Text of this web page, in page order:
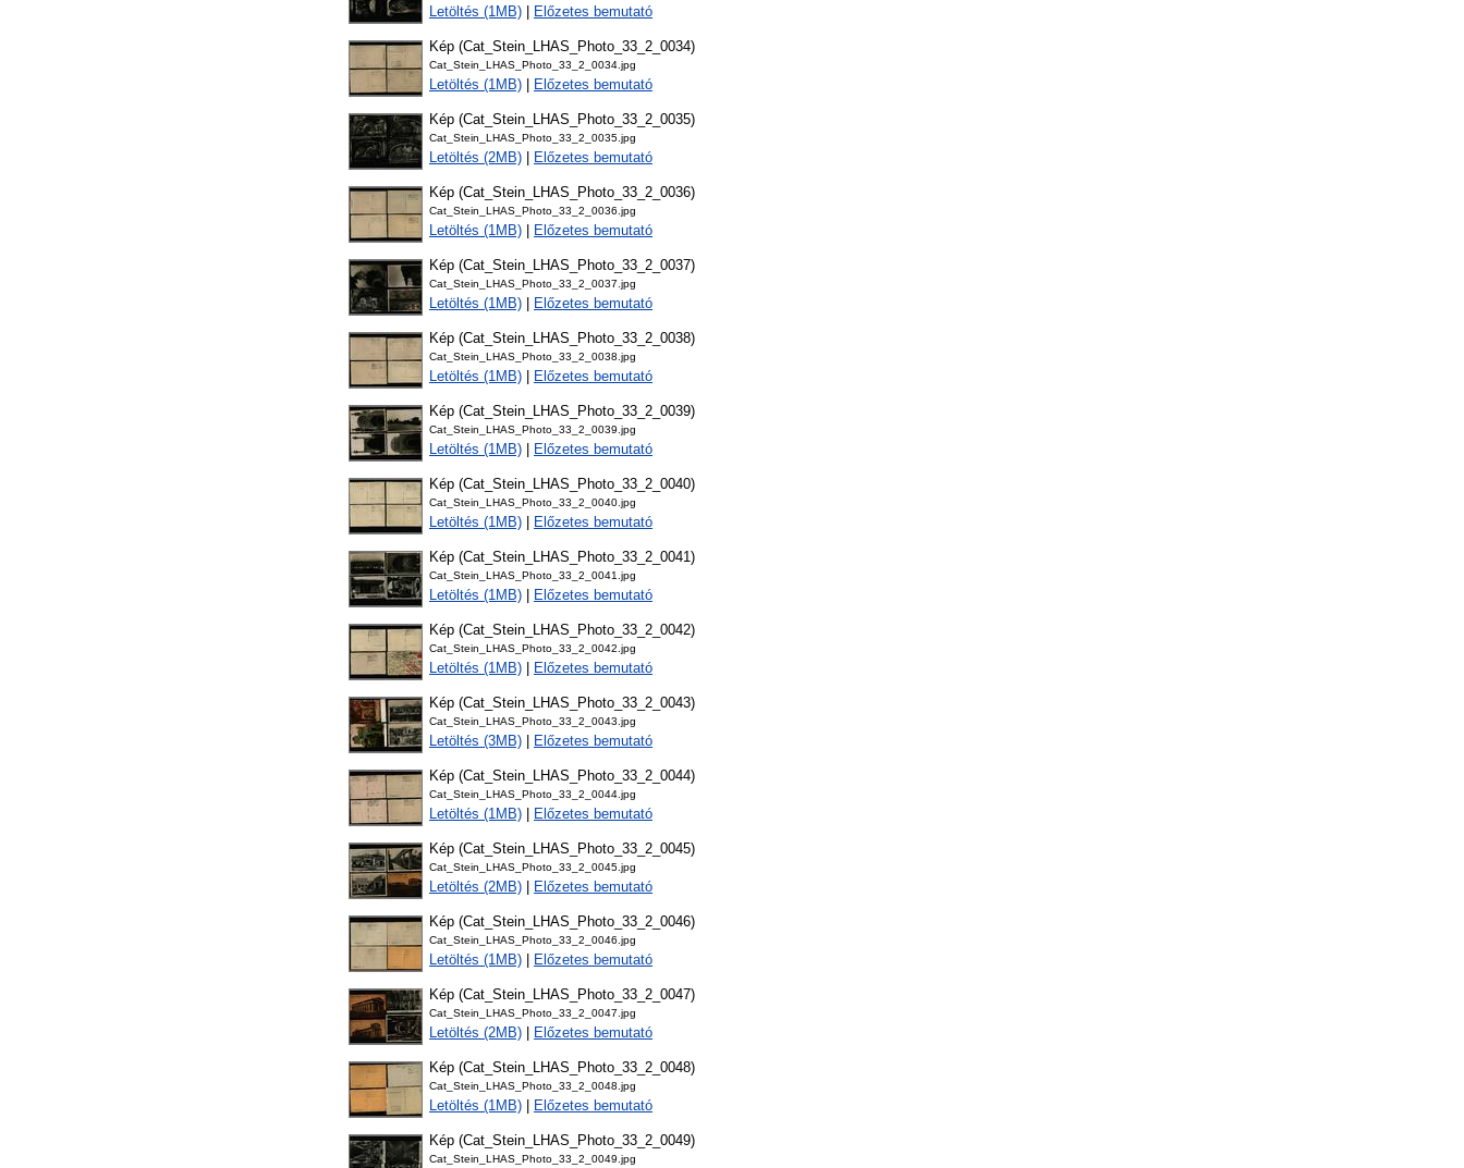
Letöltés (1MB) Előzetes bemutató
Kép (Cat_Stein_LHAS_Photo_33_2_0034)
Cat_Stein_LHAS_Photo_33_2_0034.jpg
Letöltés (1MB) Előzetes bemutató
Kép (Cat_Stein_LHAS_Photo_33_2_0035)
Cat_Stein_LHAS_Photo_33_2_0035.jpg
Letöltés (2MB) Előzetes bemutató
Kép (Cat_Stein_LHAS_Photo_33_2_0036)
Cat_Stein_LHAS_Photo_33_2_0036.jpg
Letöltés (1MB) Előzetes bemutató
Kép (Cat_Stein_LHAS_Photo_33_2_0037)
Cat_Stein_LHAS_Photo_33_2_0037.jpg
Letöltés (1MB) Előzetes bemutató
Kép (Cat_Stein_LHAS_Photo_33_2_0038)
Cat_Stein_LHAS_Photo_33_2_0038.jpg
Letöltés (1MB) Előzetes bemutató
Kép (Cat_Stein_LHAS_Photo_33_2_0039)
Cat_Stein_LHAS_Photo_33_2_0039.jpg
Letöltés (1MB) Előzetes bemutató
Kép (Cat_Stein_LHAS_Photo_33_2_0040)
Cat_Stein_LHAS_Photo_33_2_0040.jpg
Letöltés (1MB) Előzetes bemutató
Kép (Cat_Stein_LHAS_Photo_33_2_0041)
Cat_Stein_LHAS_Photo_33_2_0041.jpg
Letöltés (1MB) Előzetes bemutató
Kép (Cat_Stein_LHAS_Photo_33_2_0042)
Cat_Stein_LHAS_Photo_33_2_0042.jpg
Letöltés (1MB) Előzetes bemutató
Kép (Cat_Stein_LHAS_Photo_33_2_0043)
Cat_Stein_LHAS_Photo_33_2_0043.jpg
Letöltés (3MB) Előzetes bemutató
Kép (Cat_Stein_LHAS_Photo_33_2_0044)
Cat_Stein_LHAS_Photo_33_2_0044.jpg
Letöltés (1MB) Előzetes bemutató
Kép (Cat_Stein_LHAS_Photo_33_2_0045)
Cat_Stein_LHAS_Photo_33_2_0045.jpg
Letöltés (2MB) Előzetes bemutató
Kép (Cat_Stein_LHAS_Photo_33_2_0046)
Cat_Stein_LHAS_Photo_33_2_0046.jpg
Letöltés (1MB) Előzetes bemutató
Kép (Cat_Stein_LHAS_Photo_33_2_0047)
Cat_Stein_LHAS_Photo_33_2_0047.jpg
Letöltés (2MB) Előzetes bemutató
Kép (Cat_Stein_LHAS_Photo_33_2_0048)
Cat_Stein_LHAS_Photo_33_2_0048.jpg
Letöltés (1MB) Előzetes bemutató
Kép (Cat_Stein_LHAS_Photo_33_2_0049)
Cat_Stein_LHAS_Photo_33_2_0049.jpg